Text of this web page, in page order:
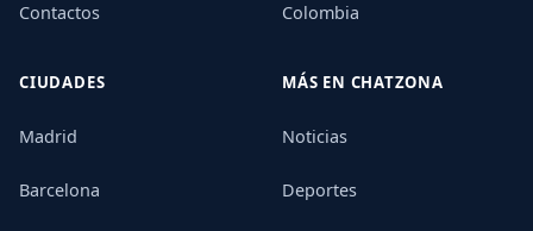
Contactos Colombia
CIUDADES
Madrid
Barcelona
MÁS EN CHATZONA
Noticias
Deportes